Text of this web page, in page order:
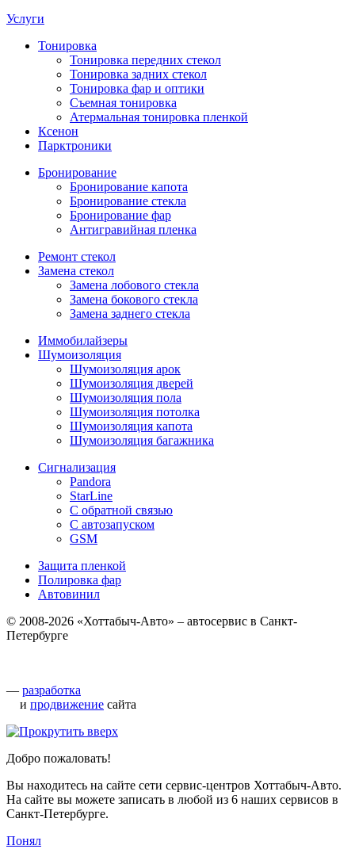
Услуги
Тонировка
Тонировка передних стекол
Тонировка задних стекол
Тонировка фар и оптики
Съемная тонировка
Атермальная тонировка пленкой
Ксенон
Парктроники
Бронирование
Бронирование капота
Бронирование стекла
Бронирование фар
Антигравийная пленка
Ремонт стекол
Замена стекол
Замена лобового стекла
Замена бокового стекла
Замена заднего стекла
Иммобилайзеры
Шумоизоляция
Шумоизоляция арок
Шумоизоляция дверей
Шумоизоляция пола
Шумоизоляция потолка
Шумоизоляция капота
Шумоизоляция багажника
Сигнализация
Pandora
StarLine
С обратной связью
С автозапуском
GSM
Защита пленкой
Полировка фар
Автовинил
© 2008-2026 «Хоттабыч-Авто» – автосервис в Санкт-
Петербурге
— разработка
и продвижение сайта
Добро пожаловать!
Вы находитесь на сайте сети сервис-центров Хоттабыч-Авто.
На сайте вы можете записать в любой из 6 наших сервисов в
Санкт-Петербурге.
Понял